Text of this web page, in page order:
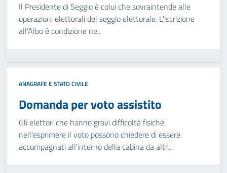
Il Presidente di Seggio è colui che sovraintende alle
operazioni elettorali del seggio elettorale. L'iscrizione
all'Albo è condizione ne...
ANAGRAFE E STATO CIVILE
Domanda per voto assistito
Gli elettori che hanno gravi difficoltà fisiche
nell'esprimere il voto possono chiedere di essere
accompagnati all'interno della cabina da altr...